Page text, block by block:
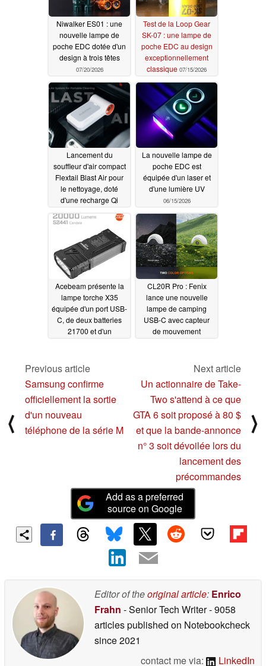
Niwalker ES01 : une
nouvelle lampe de
poche EDC dotée d'un
design à trois têtes
07/20/2026
Test de la Loop Gear
SK-07 : une lampe de
poche EDC au design
exceptionnellement
classique 07/15/2026
Lancement du
souffleur d'air compact
Flextail Blast Air pour
le nettoyage, doté
d'une recharge Qi
06/28/2026
La nouvelle lampe de
poche EDC est
équipée d'un laser et
d'une lumière UV
06/15/2026
Acebeam présente la
lampe torche X35
équipée d'un port USB-
C, de deux batteries
21700 et d'un
CL20R Pro : Fenix
lance une nouvelle
lampe de camping
USB-C avec capteur
de mouvement
⟨
Previous article
Samsung confirme
officiellement la sortie
d'un nouveau
téléphone de la série M
Next article
Un actionnaire de Take-
Two s'attend à ce que
GTA 6 soit proposé à 80 $
et que la bande-annonce
n° 3 soit dévoilée lors du
lancement des
précommandes
⟩
Add as a preferred
source on Google
Editor of theoriginal article: Enrico
Frahn - Senior Tech Writer- 9058
articles published on Notebookcheck
since 2021
contact me via:
LinkedIn